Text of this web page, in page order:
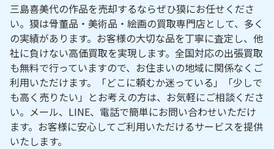
三島喜美代の作品を売却するならぜひ獏にお任せくださ
い。獏は骨董品・美術品・絵画の買取専門店として、多く
の実績があります。お客様の大切な品を丁寧に査定し、他
社に負けない高価買取を実現します。全国対応の出張買取
も無料で行っていますので、お住まいの地域に関係なくご
利用いただけます。「どこに頼むか迷っている」「少しで
も高く売りたい」とお考えの方は、お気軽にご相談くださ
い。メール、LINE、電話で簡単にお問い合わせいただけ
ます。お客様に安心してご利用いただけるサービスを提供
いたします。